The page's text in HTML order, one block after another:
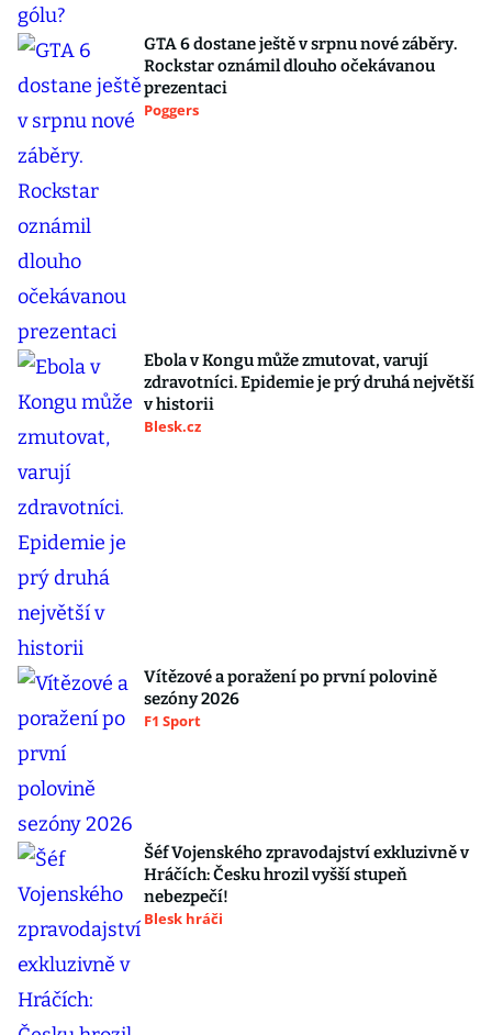
GTA 6 dostane ještě v srpnu nové záběry.
Rockstar oznámil dlouho očekávanou
prezentaci
Poggers
Ebola v Kongu může zmutovat, varují
zdravotníci. Epidemie je prý druhá největší
v historii
Blesk.cz
Vítězové a poražení po první polovině
sezóny 2026
F1 Sport
Šéf Vojenského zpravodajství exkluzivně v
Hráčích: Česku hrozil vyšší stupeň
nebezpečí!
Blesk hráči